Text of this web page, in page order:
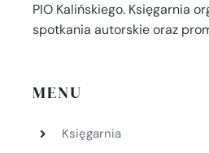
PIO Kalińskiego. Księgarnia
spotkania autorskie oraz
MENU
Księgarnia